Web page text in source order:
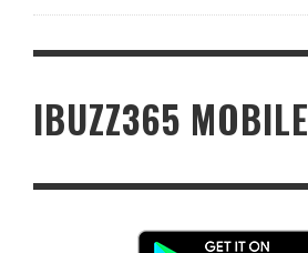
IBUZZ365 MOBILE